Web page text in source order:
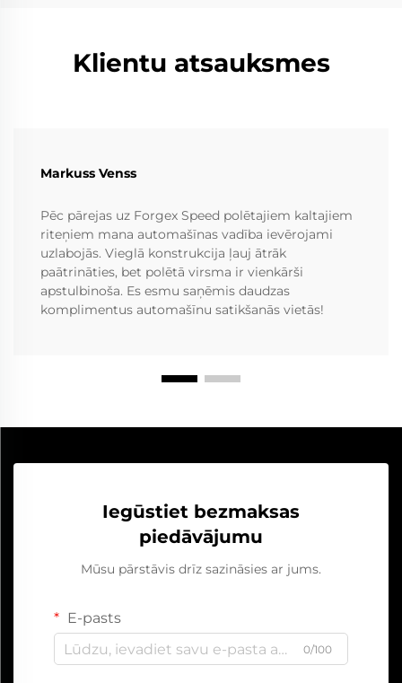
Klientu atsauksmes
Markuss Venss
Pēc pārejas uz Forgex Speed polētajiem kaltajiem
riteņiem mana automašīnas vadība ievērojami
uzlabojās. Vieglā konstrukcija ļauj ātrāk
paātrināties, bet polētā virsma ir vienkārši
apstulbinoša. Es esmu saņēmis daudzas
komplimentus automašīnu satikšanās vietās!
Iegūstiet bezmaksas
piedāvājumu
Mūsu pārstāvis drīz sazināsies ar jums.
E-pasts
0/100